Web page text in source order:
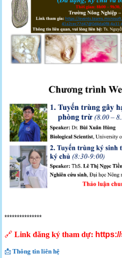
***************
🔗Link đăng ký tham dự:
📩Thông tin liên hệ